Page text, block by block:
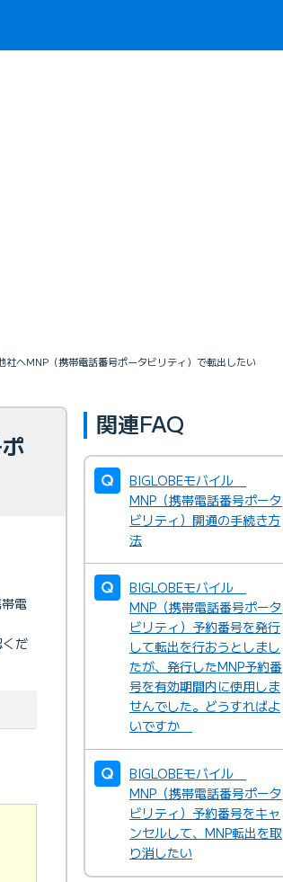
へMNP（携帯電話番号ポータビリティ）で転出したい
電
だ
関連FAQ
BIGLOBEモバイル
MNP（携帯電話番号ポータ
ビリティ）開通の手続き方
法
BIGLOBEモバイル
MNP（携帯電話番号ポータ
ビリティ）予約番号を発行
して転出を行おうとしまし
たが、発行したMNP予約番
号を有効期間内に使用しま
せんでした。どうすればよ
いですか
BIGLOBEモバイル
MNP（携帯電話番号ポータ
ビリティ）予約番号をキャ
ンセルして、MNP転出を取
り消したい